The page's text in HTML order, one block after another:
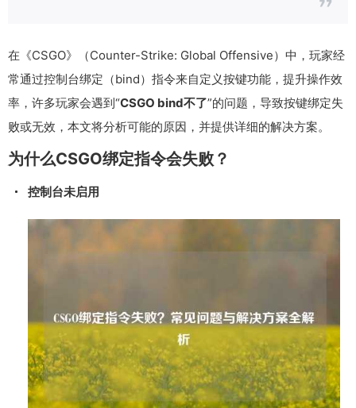
在《CSGO》（Counter-Strike: Global Offensive）中，玩家经
常通过控制台绑定（bind）指令来自定义按键功能，提升操作效
率，许多玩家会遇到“CSGO bind不了”的问题，导致按键绑定失
败或无效，本文将分析可能的原因，并提供详细的解决方案。
为什么CSGO绑定指令会失败？
控制台未启用